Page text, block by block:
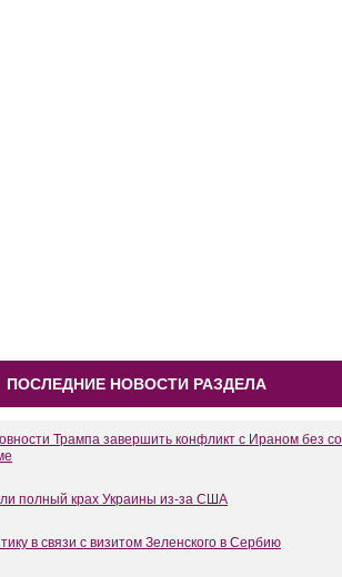
ПОСЛЕДНИЕ НОВОСТИ РАЗДЕЛА
Трампа завершить конфликт с Ираном без
полный крах Украины из-за США
в связи с визитом Зеленского в Сербию